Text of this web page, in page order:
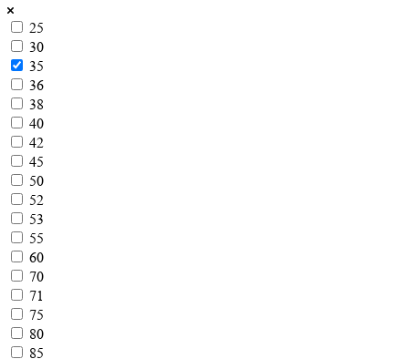
25
30
35
36
38
40
42
45
50
52
53
55
60
70
71
75
80
85